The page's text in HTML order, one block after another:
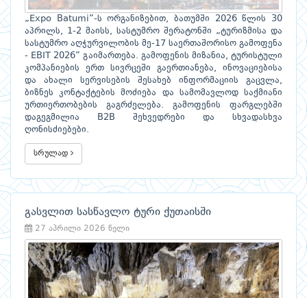
„Expo Batumi”-ს ორგანიზებით, ბათუმში 2026 წლის 30
აპრილს, 1-2 მაისს, სასტუმრო შერატონში „ტურიზმისა და
სასტუმრო აღჭურვილობის მე-17 საერთაშორისო გამოფენა
- EBIT 2026” გაიმართება. გამოფენის მიზანია, ტურისტული
კომპანიების ერთ სივრცეში გაერთიანება, ინოვაციებისა
და ახალი სერვისების შესახებ ინფორმაციის გაცვლა,
ბიზნეს კონტაქტების მოძიება და სამომავლოდ საქმიანი
ურთიერთობების გაგრძელება. გამოფენის ფარგლებში
დაგეგმილია B2B შეხვედრები და სხვადასხვა
ღონისძიებები.
სრულად
გასვლით სასწავლო ტური ქუთაისში
27 აპრილი 2026 წელი